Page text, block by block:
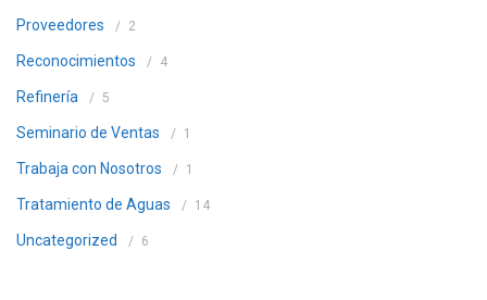
Proveedores 2
Reconocimientos 4
Refinería 5
Seminario de Ventas 1
Trabaja con Nosotros 1
Tratamiento de Aguas 14
Uncategorized 6